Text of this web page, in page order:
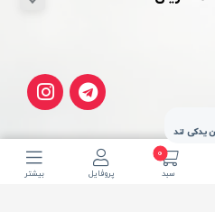
0
سبد پروفایل بیشتر
یدکی لند